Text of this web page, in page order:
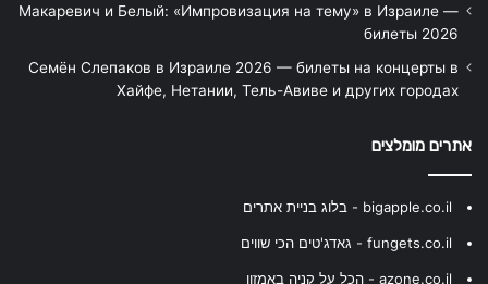
Макаревич и Белый: «Импровизация на тему» в Израиле —
билеты 2026
Семён Слепаков в Израиле 2026 — билеты на концерты в
Хайфе, Нетании, Тель-Авиве и других городах
אתרים מומלצים
bigapple.co.il - בלוג בניית אתרים
fungets.co.il - גאדג'טים הכי שווים
azone.co.il - הכל על קניה באמזון